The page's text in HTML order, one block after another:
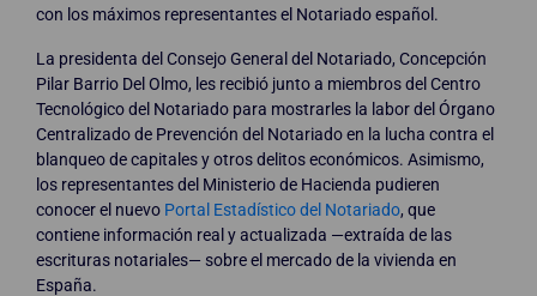
con los máximos representantes el Notariado español.
La presidenta del Consejo General del Notariado, Concepción
Pilar Barrio Del Olmo, les recibió junto a miembros del Centro
Tecnológico del Notariado para mostrarles la labor del Órgano
Centralizado de Prevención del Notariado en la lucha contra el
blanqueo de capitales y otros delitos económicos. Asimismo,
los representantes del Ministerio de Hacienda pudieren
conocer el nuevo Portal Estadístico del Notariado, que
contiene información real y actualizada —extraída de las
escrituras notariales— sobre el mercado de la vivienda en
España.